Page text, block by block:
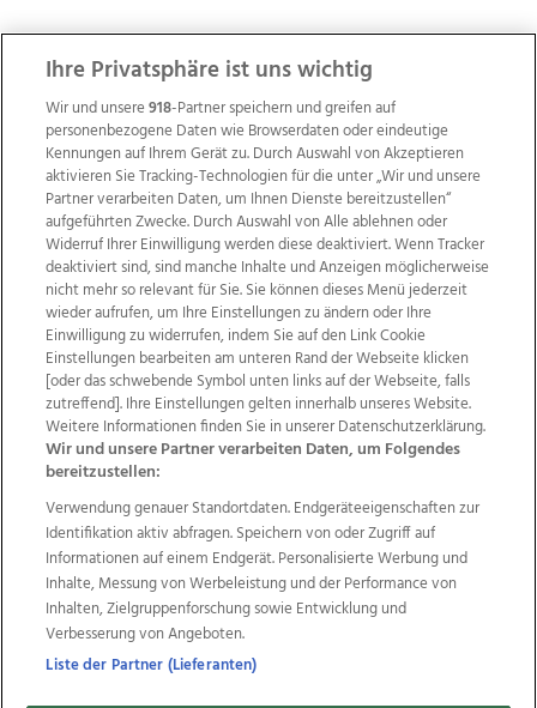
ZUR NACHRICHTENÜBERSICHT
Wir über uns Mediadaten Kontakt
Jobs
Datenschutz
Impressum
AGB Anzeigekunden
AGB Website
Ehrenkodex Politische Werbung
Weitere Angebote des Medienhauses Wimmer
TV1 di-mog-i.at OÖNow
Ischler Woche
Life Radio
OÖNachrichten
OÖN Immobilien
OÖN Karriere
OÖN Reise
Promenaden Galerien
Regionaljobs
wasistlos.at
Ihre Privatsphäre ist uns wichtig
Wir und unsere918-Partner speichern und greifen auf
personenbezogene Daten wie Browserdaten oder eindeutige
Kennungen auf Ihrem Gerät zu. Durch Auswahl von Akzeptieren
aktivieren Sie Tracking-Technologien für die unter „Wir und unsere
Partner verarbeiten Daten, um Ihnen Dienste bereitzustellen“
aufgeführten Zwecke. Durch Auswahl von Alle ablehnen oder
Widerruf Ihrer Einwilligung werden diese deaktiviert. Wenn Tracker
deaktiviert sind, sind manche Inhalte und Anzeigen möglicherweise
nicht mehr so relevant für Sie. Sie können dieses Menü jederzeit
wieder aufrufen, um Ihre Einstellungen zu ändern oder Ihre
Einwilligung zu widerrufen, indem Sie auf den Link Cookie
Einstellungen bearbeiten am unteren Rand der Webseite klicken
[oder das schwebende Symbol unten links auf der Webseite, falls
zutreffend]. Ihre Einstellungen gelten innerhalb unseres Website.
Weitere Informationen finden Sie in unserer Datenschutzerklärung.
Wir und unsere Partner verarbeiten Daten, um Folgendes
bereitzustellen:
Verwendung genauer Standortdaten. Endgeräteeigenschaften zur
Identifikation aktiv abfragen. Speichern von oder Zugriff auf
Informationen auf einem Endgerät. Personalisierte Werbung und
Inhalte, Messung von Werbeleistung und der Performance von
Inhalten, Zielgruppenforschung sowie Entwicklung und
Verbesserung von Angeboten.
Liste der Partner (Lieferanten)